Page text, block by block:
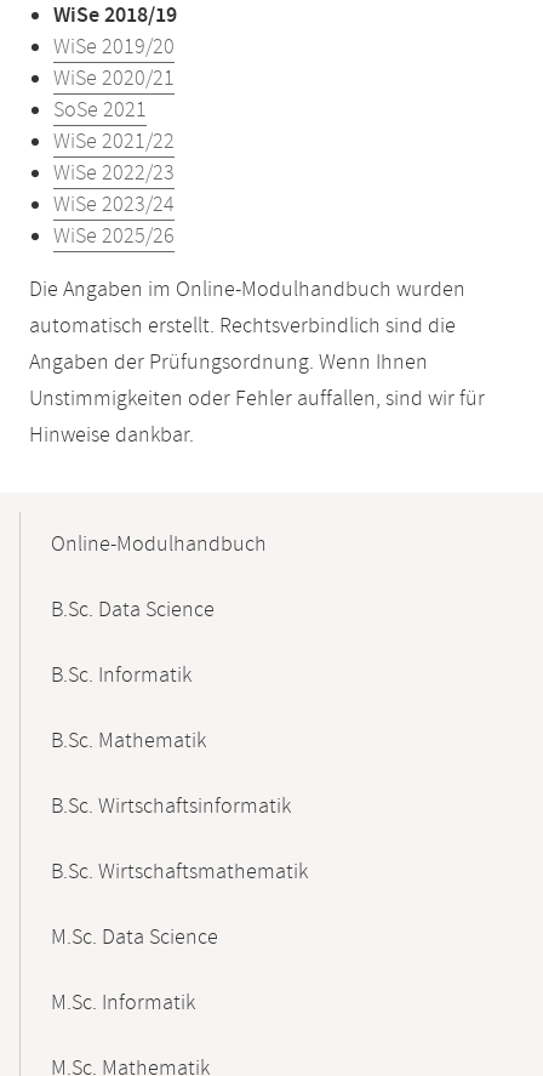
WiSe 2018/19
WiSe 2019/20
WiSe 2020/21
SoSe 2021
WiSe 2021/22
WiSe 2022/23
WiSe 2023/24
WiSe 2025/26
Die Angaben im Online-Modulhandbuch wurden
automatisch erstellt. Rechtsverbindlich sind die
Angaben der Prüfungsordnung. Wenn Ihnen
Unstimmigkeiten oder Fehler auffallen, sind wir für
Hinweise dankbar.
NavigationOnline-Modulhandbuch
B.Sc. Data Science
B.Sc. Informatik
B.Sc. Mathematik
B.Sc. Wirtschaftsinformatik
B.Sc. Wirtschaftsmathematik
M.Sc. Data Science
M.Sc. Informatik
M.Sc. Mathematik